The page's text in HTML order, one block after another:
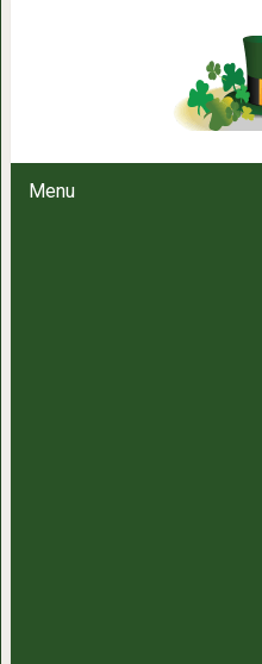
Menu